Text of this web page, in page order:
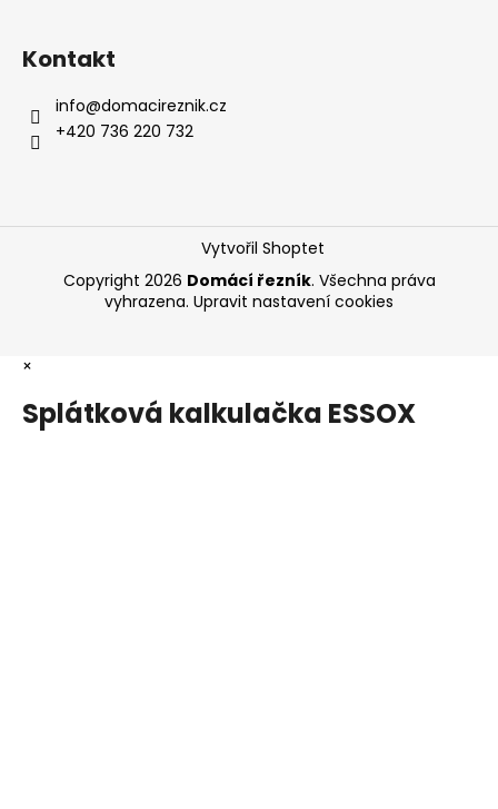
Kontakt
info@domacireznik.cz
+420 736 220 732
Vytvořil Shoptet
Copyright 2026 Domácí řezník. Všechna práva
vyhrazena. Upravit nastavení cookies
×
Splátková kalkulačka ESSOX